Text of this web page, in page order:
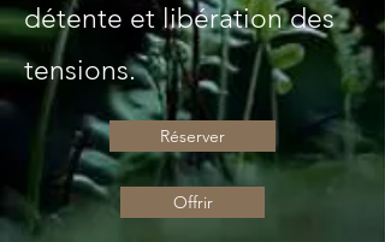
détente et libération des
tensions.
Réserver
Offrir